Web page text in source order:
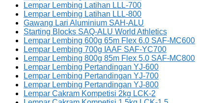
Lempar Lembing Latihan LLL-700
Lempar Lembing Latihan LLL-800
Gawang Lari Aluminium SAH-ALU
Starting Blocks SAQ-ALU World Athletics
Lempar Lembing 600g 65m Flex 6.0 SAF-MC600
Lempar Lembing 700g IAAF SAF-YC700
Lempar Lembing 800g 85m Flex 5.0 SAF-MC800
Lempar Lembing Pertandingan YJ-600
Lempar Lembing Pertandingan YJ-700
Lempar Lembing Pertandingan YJ-800
Lempar Cakram Kompetisi 2kg LCK-2